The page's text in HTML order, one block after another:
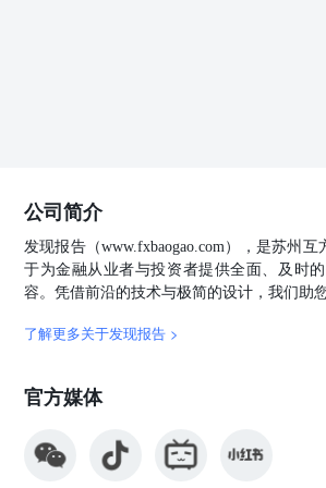
国对委内、伊朗石油从严打击状
议内容的客观、公正，研究方法
的信息和建议不会发生任何变化
主做出期货交易决策，独立承担
您产生利益冲突。未经我司授
容。对可能因互联网软硬件设
公司简介
发现报告（www.fxbaogao.com），是苏州
于为金融从业者与投资者提供全面、及时
容。凭借前沿的技术与极简的设计，我们助
了解更多关于发现报告 >
官方媒体